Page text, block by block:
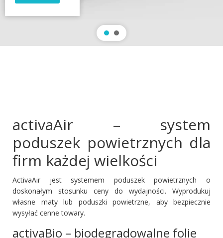
activaAir – system
poduszek powietrznych dla
firm każdej wielkości
ActivaAir jest systemem poduszek powietrznych o
doskonałym stosunku ceny do wydajności. Wyprodukuj
własne maty lub poduszki powietrzne, aby bezpiecznie
wysyłać cenne towary.
activaBio – biodegradowalne folie